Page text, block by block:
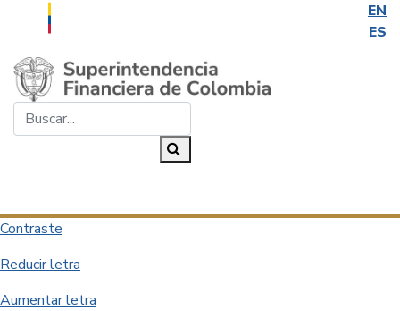
EN
ES
Saltar al contenido principal
Contraste
Reducir letra
Aumentar letra